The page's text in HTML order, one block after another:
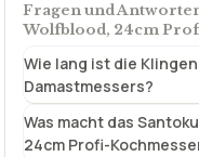
Fragen und
Wolfblood, 24cm
Wie lang ist die
Damastmessers?
Was macht das
24cm Profi-